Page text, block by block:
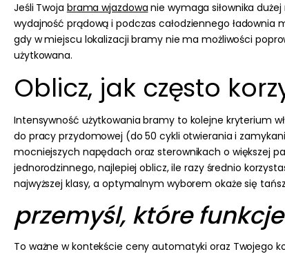
Jeśli Twoja brama wjazdowa nie wymaga siłownika
wydajność prądową i podczas całodziennego
gdy w miejscu lokalizacji bramy nie ma możliwości
użytkowana.
Oblicz, jak często
Intensywność użytkowania bramy to kolejne kryterium
do pracy przydomowej (do 50 cykli otwierania i
mocniejszych napędach oraz sterownikach o większej
jednorodzinnego, najlepiej oblicz, ile razy średnio
najwyższej klasy, a optymalnym wyborem okaże się
przemyśl, które funkcje
To ważne w kontekście ceny automatyki oraz Twojego